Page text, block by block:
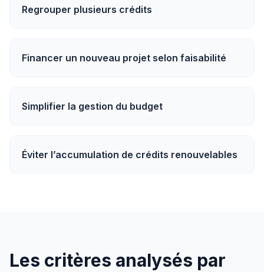
Regrouper plusieurs crédits
Financer un nouveau projet selon faisabilité
Simplifier la gestion du budget
Éviter l’accumulation de crédits renouvelables
Les critères analysés par